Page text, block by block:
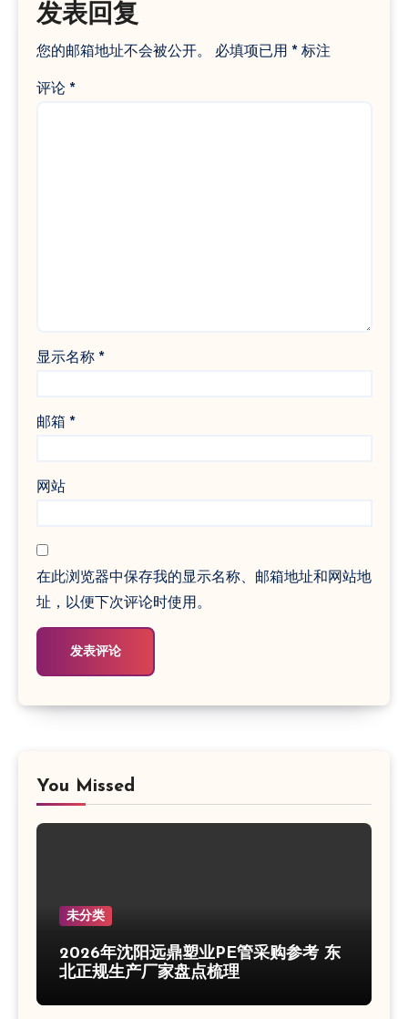
发表回复
您的邮箱地址不会被公开。 必填项已用 *标注
评论 *
显示名称 *
邮箱 *
网站
在此浏览器中保存我的显示名称、邮箱地址和网站地
址，以便下次评论时使用。
You Missed
未分类
2026年沈阳远鼎塑业PE管采购参考 东
北正规生产厂家盘点梳理